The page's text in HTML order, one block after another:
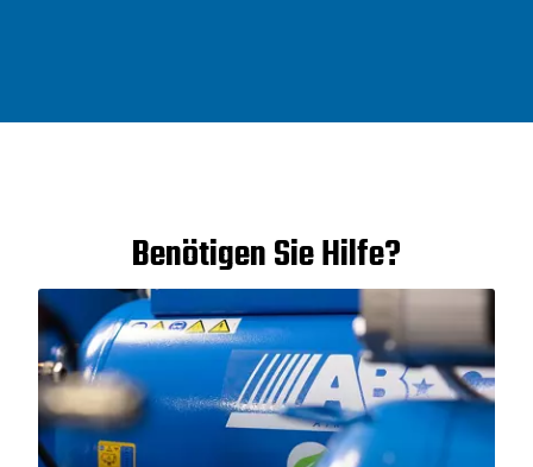
Benötigen Sie Hilfe?